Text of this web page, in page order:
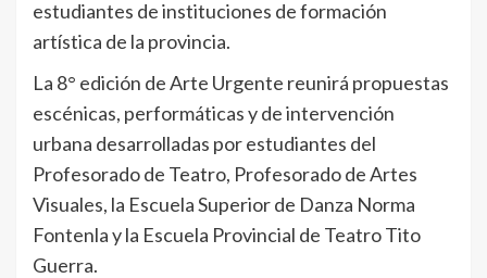
estudiantes de instituciones de formación
artística de la provincia.
La 8° edición de Arte Urgente reunirá propuestas
escénicas, performáticas y de intervención
urbana desarrolladas por estudiantes del
Profesorado de Teatro, Profesorado de Artes
Visuales, la Escuela Superior de Danza Norma
Fontenla y la Escuela Provincial de Teatro Tito
Guerra.